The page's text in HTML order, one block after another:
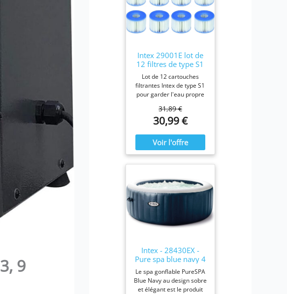
9
Intex 29001E lot de
12 filtres de type S1
Lot de 12 cartouches
filtrantes Intex de type S1
pour garder l'eau propre
efficacité maximale,
nettoyez les cartouches
remplacez-les une fois par
mois ou plus tôt Il est
fabriqué avec du papier
Dacron résistant facile à
filtration ultime.
Fonctionne avec tous les
modèles Intex PureSpa y
compris 28403E, 28407E,
28443E, 28453E, 28421E,
28423E, 28413E, et
31,89 €
30,99 €
Intex - 28430EX -
Pure spa blue navy 4
places
Le spa gonflable PureSPA
Blue Navy au design sobre
et élégant est le produit